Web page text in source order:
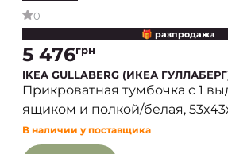
0
🎁 разпродажа
5 476грн
IKEA GULLABERG (ИКЕА
Прикроватная тумбочка с 1
ящиком и полкой/белая,
В наличии у поставщика